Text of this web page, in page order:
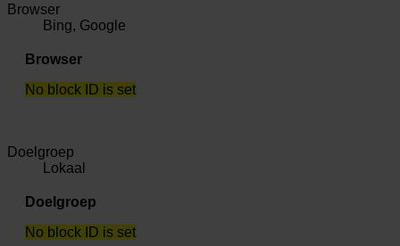
Browser
Bing, Google
Browser
No block ID is set
Doelgroep
Lokaal
Doelgroep
No block ID is set